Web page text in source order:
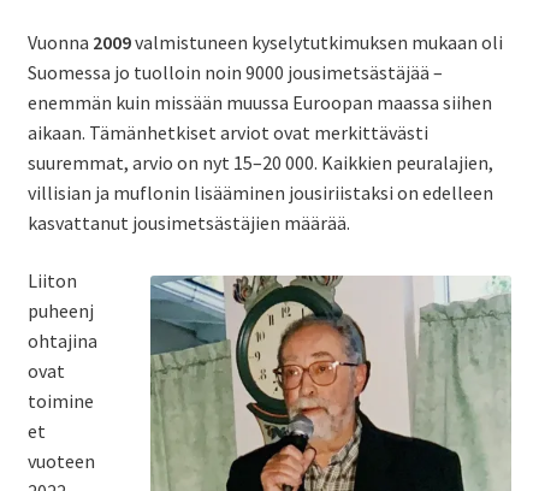
Vuonna 2009valmistuneen kyselytutkimuksen mukaan oli
Suomessa jo tuolloin noin 9000 jousimetsästäjää –
enemmän kuin missään muussa Euroopan maassa siihen
aikaan. Tämänhetkiset arviot ovat merkittävästi
suuremmat, arvio on nyt 15–20 000. Kaikkien peuralajien,
villisian ja muflonin lisääminen jousiriistaksi on edelleen
kasvattanut jousimetsästäjien määrää.
Liiton
puheenj
ohtajina
ovat
toimine
et
vuoteen